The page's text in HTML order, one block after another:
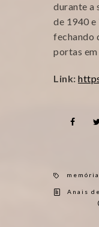
durante a
de 1940
fechando
portas
Link:
memória
Anais